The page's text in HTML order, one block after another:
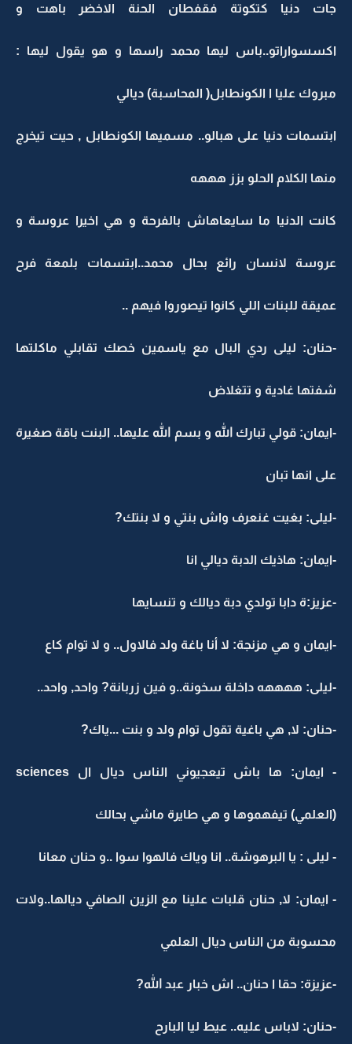
جات دنيا كتكوتة فقفطان الحنة الاخضر باهت و
اكسسواراتو..باس ليها محمد راسها و هو يقول ليها :
مبروك عليا ا الكونطابل( المحاسبة) ديالي
ابتسمات دنيا على هبالو.. مسميها الكونطابل , حيت تيخرج
منها الكلام الحلو بزز هههه
كانت الدنيا ما سايعاهاش بالفرحة و هي اخيرا عروسة و
عروسة لانسان رائع بحال محمد..ابتسمات بلمعة فرح
عميقة للبنات اللي كانوا تيصوروا فيهم ..
-حنان: ليلى ردي البال مع ياسمين خصك تقابلي ماكلتها
شفتها غادية و تتغلاض
-ايمان: قولي تبارك الله و بسم الله عليها.. البنت باقة صغيرة
على انها تبان
-ليلى: بغيت غنعرف واش بنتي و لا بنتك?
-ايمان: هاذيك الدبة ديالي انا
-عزيز:ة دابا تولدي دبة ديالك و تنسايها
-ايمان و هي مزنجة: لا أنا باغة ولد فالاول.. و لا توام كاع
-ليلى: ههههه داخلة سخونة..و فين زربانة? واحد, واحد..
-حنان: لا, هي باغية تقول توام ولد و بنت ...ياك?
- ايمان: ها باش تيعجيوني الناس ديال ال sciences
(العلمي) تيفهموها و هي طايرة ماشي بحالك
- ليلى : يا البرهوشة.. انا وياك فالهوا سوا ..و حنان معانا
- ايمان: لا, حنان قلبات علينا مع الزين الصافي ديالها..ولات
محسوبة من الناس ديال العلمي
-عزيزة: حقا ا حنان.. اش خبار عبد الله?
-حنان: لاباس عليه.. عيط ليا البارح